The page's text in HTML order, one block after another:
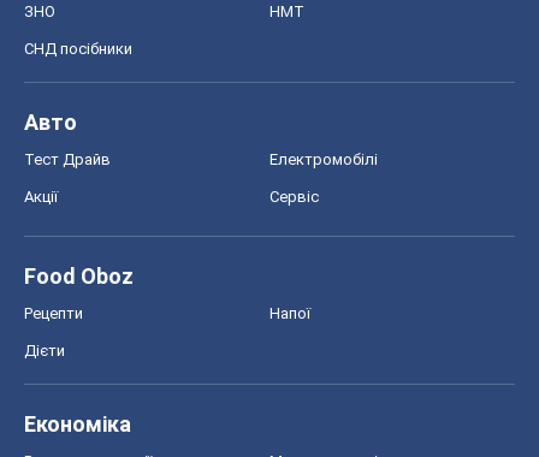
ЗНО НМТ
СНД посібники
Авто
Тест Драйв Електромобілі
Акції Сервіс
Food Oboz
Рецепти Напої
Дієти
Економіка